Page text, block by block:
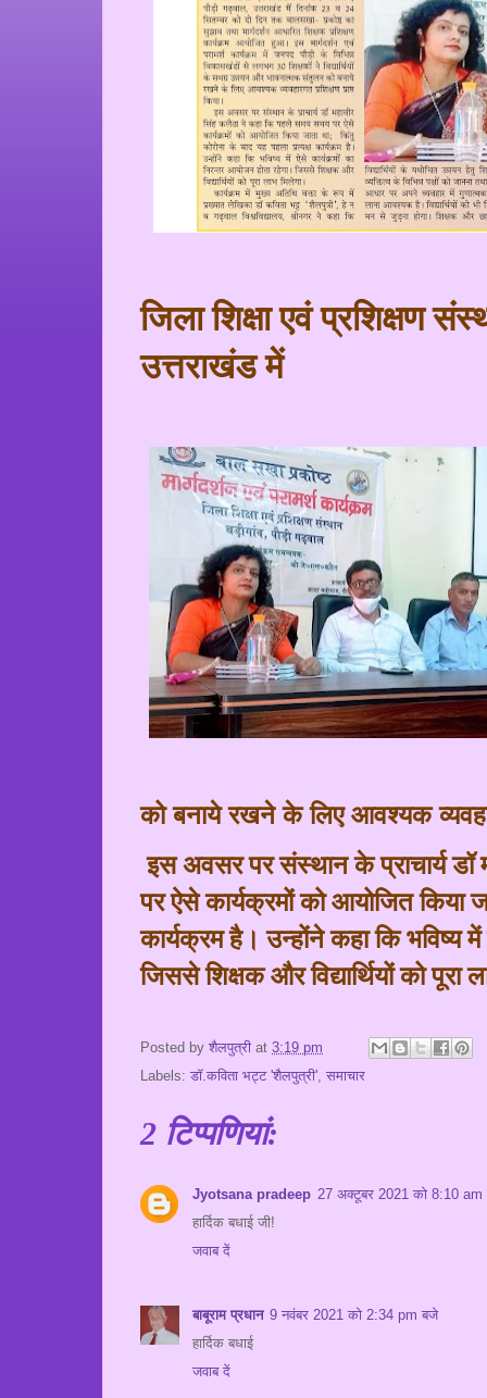
जिला शिक्षा एवं प्रशिक्षण
उत्तराखंड में
को बनाये रखने के लिए आवश्यक
इस अवसर पर संस्थान के प्राचार्य
पर ऐसे कार्यक्रमों को आयोजित किया
कार्यक्रम है। उन्होंने कहा कि भविष्य
जिससे शिक्षक और विद्यार्थियों को पूरा
Posted by शैलपुत्री at 3:19 pm
Labels: डॉ.कविता भट्ट 'शैलपुत्री', समाचार
2 टिप्‍पणियां:
Jyotsana pradeep 27 अक्टूबर 2021 को 8:10 am
हार्दिक बधाई जी!
जवाब दें
बाबूराम प्रधान 9 नवंबर 2021 को 2:34 pm बजे
हार्दिक बधाई
जवाब दें